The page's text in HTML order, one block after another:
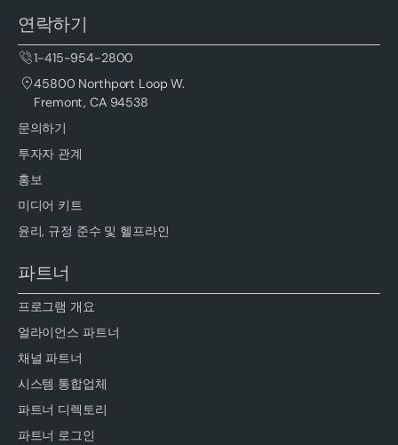
연락하기
1-415-954-2800
45800 Northport Loop W.
Fremont, CA 94538
문의하기
투자자 관계
홍보
미디어 키트
윤리, 규정 준수 및 헬프라인
파트너
프로그램 개요
얼라이언스 파트너
채널 파트너
시스템 통합업체
파트너 디렉토리
파트너 로그인